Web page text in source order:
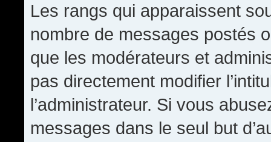
Les rangs qui apparaissent
nombre de messages postés
que les modérateurs et
pas directement modifier
l’administrateur. Si vous
messages dans le seul but